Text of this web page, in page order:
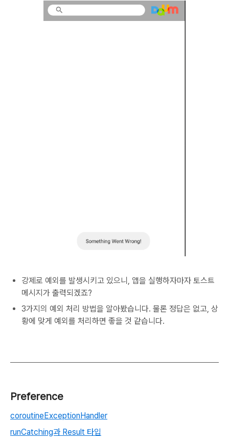
강제로 예외를 발생시키고 있으니, 앱을 실행하자마자 토스트
메시지가 출력되겠죠?
3가지의 예외 처리 방법을 알아봤습니다. 물론 정답은 없고, 상
황에 맞게 예외를 처리하면 좋을 것 같습니다.
Preference
coroutineExceptionHandler
runCatching과 Result 타입